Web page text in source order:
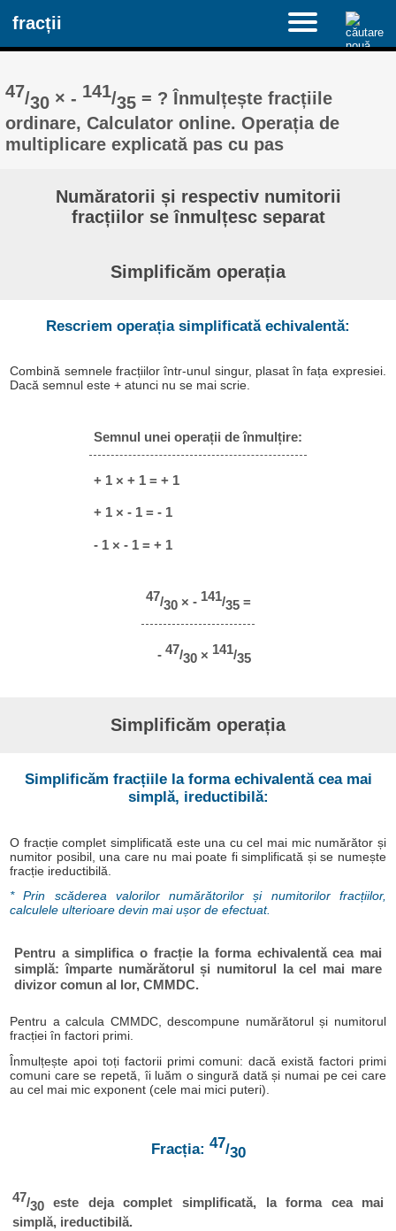
fracții
47/30 × - 141/35 = ? Înmulțește fracțiile
ordinare, Calculator online. Operația de
multiplicare explicată pas cu pas
Număratorii și respectiv numitorii
fracțiilor se înmulțesc separat
Simplificăm operația
Rescriem operația simplificată echivalentă:
Combină semnele fracțiilor într-unul singur, plasat în fața expresiei.
Dacă semnul este + atunci nu se mai scrie.
Semnul unei operații de înmulțire:
+ 1 × + 1 = + 1
+ 1 × - 1 = - 1
- 1 × - 1 = + 1
47/30× - 141/35=
- 47/30× 141/35
Simplificăm operația
Simplificăm fracțiile la forma echivalentă cea mai
simplă, ireductibilă:
O fracție complet simplificată este una cu cel mai mic numărător și
numitor posibil, una care nu mai poate fi simplificată și se numește
fracție ireductibilă.
* Prin scăderea valorilor numărătorilor și numitorilor fracțiilor,
calculele ulterioare devin mai ușor de efectuat.
Pentru a simplifica o fracție la forma echivalentă cea mai
simplă: împarte numărătorul și numitorul la cel mai mare
divizor comun al lor, CMMDC.
Pentru a calcula CMMDC, descompune numărătorul și numitorul
fracției în factori primi.
Înmulțește apoi toți factorii primi comuni: dacă există factori primi
comuni care se repetă, îi luăm o singură dată și numai pe cei care
au cel mai mic exponent (cele mai mici puteri).
Fracția: 47/30
47/30este deja complet simplificată, la forma cea mai
simplă, ireductibilă.